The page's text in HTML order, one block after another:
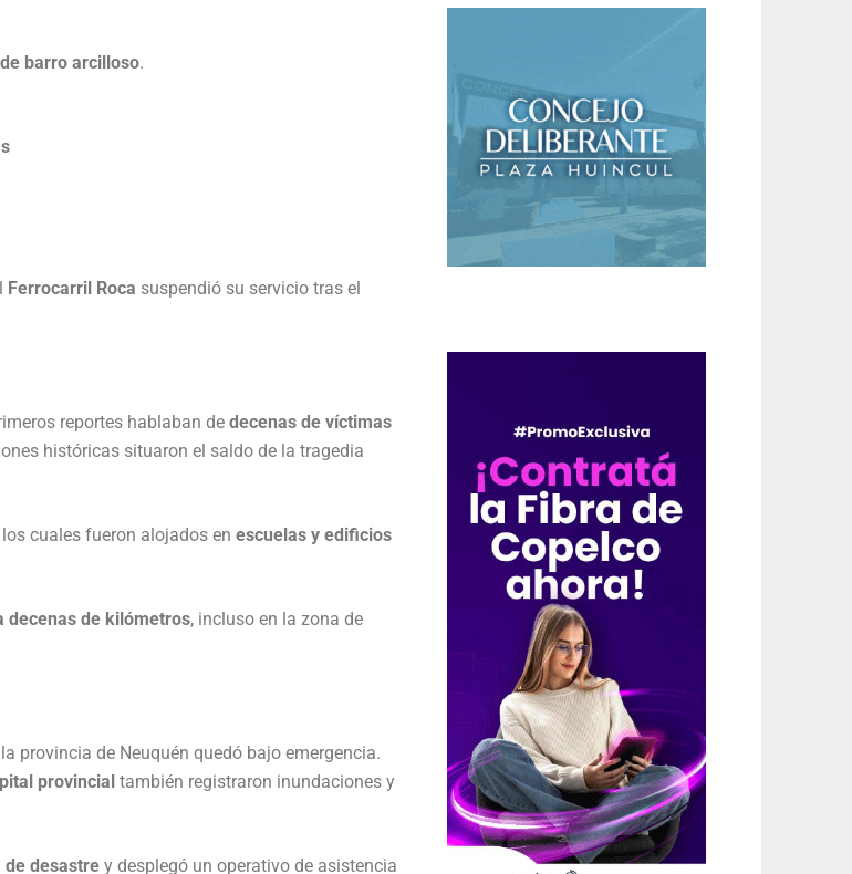
barro arcilloso.
Ferrocarril Roca suspendió su servicio tras el
reportes hablaban de decenas de víctimas
históricas situaron el saldo de la tragedia
cuales fueron alojados en escuelas y edificios
decenas de kilómetros, incluso en la zona de
provincia de Neuquén quedó bajo emergencia.
provincial también registraron inundaciones y
de desastre y desplegó un operativo de asistencia